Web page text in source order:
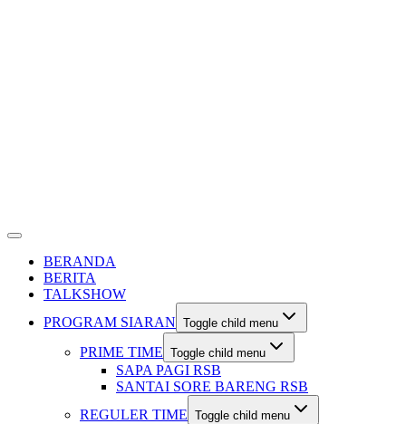
BERANDA
BERITA
TALKSHOW
PROGRAM SIARAN Toggle child menu
PRIME TIME Toggle child menu
SAPA PAGI RSB
SANTAI SORE BARENG RSB
REGULER TIME Toggle child menu